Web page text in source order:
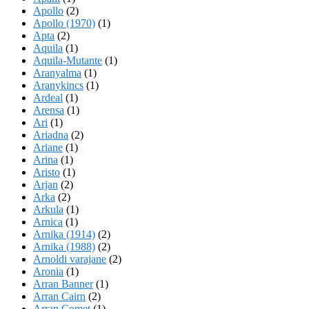
Apollo (2)
Apollo (1970) (1)
Apta (2)
Aquila (1)
Aquila-Mutante (1)
Aranyalma (1)
Aranykincs (1)
Ardeal (1)
Arensa (1)
Ari (1)
Ariadna (2)
Ariane (1)
Arina (1)
Aristo (1)
Arjan (2)
Arka (2)
Arkula (1)
Arnica (1)
Arnika (1914) (2)
Arnika (1988) (2)
Arnoldi varajane (2)
Aronia (1)
Arran Banner(1)
Arran Cairn (2)